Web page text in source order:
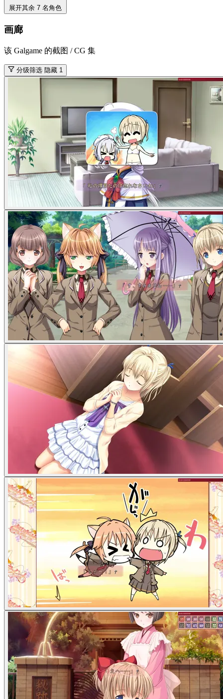
展开其余 7 名角色
画廊
该 Galgame 的截图 / CG 集
分级筛选 隐藏 1